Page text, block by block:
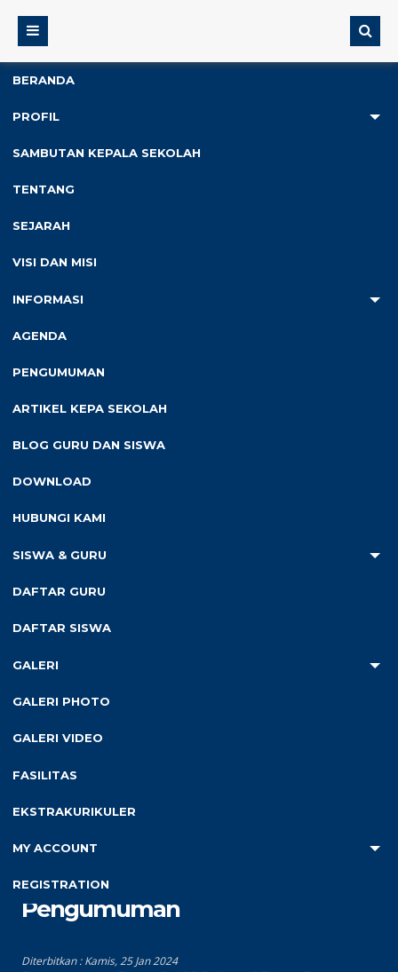
BERANDA
PROFIL
SAMBUTAN KEPALA SEKOLAH
TENTANG
SEJARAH
VISI DAN MISI
INFORMASI
AGENDA
PENGUMUMAN
ARTIKEL KEPA SEKOLAH
BLOG GURU DAN SISWA
DOWNLOAD
HUBUNGI KAMI
SISWA & GURU
DAFTAR GURU
DAFTAR SISWA
GALERI
GALERI PHOTO
GALERI VIDEO
FASILITAS
EKSTRAKURIKULER
MY ACCOUNT
REGISTRATION
Sugondo Umardi
Status
Jenis Kelamin
Agama
083815251385
Cari
Recent Posts
SD N Krajan Peduli Sesama di Ramadhan Ceria 1445H
Launching Buku & Gelar Karya P5 SD N Krajan
Recent Comments
Tidak ada komentar untuk ditampilkan.
Pengumuman
Diterbitkan :Kamis, 25 Jan 2024